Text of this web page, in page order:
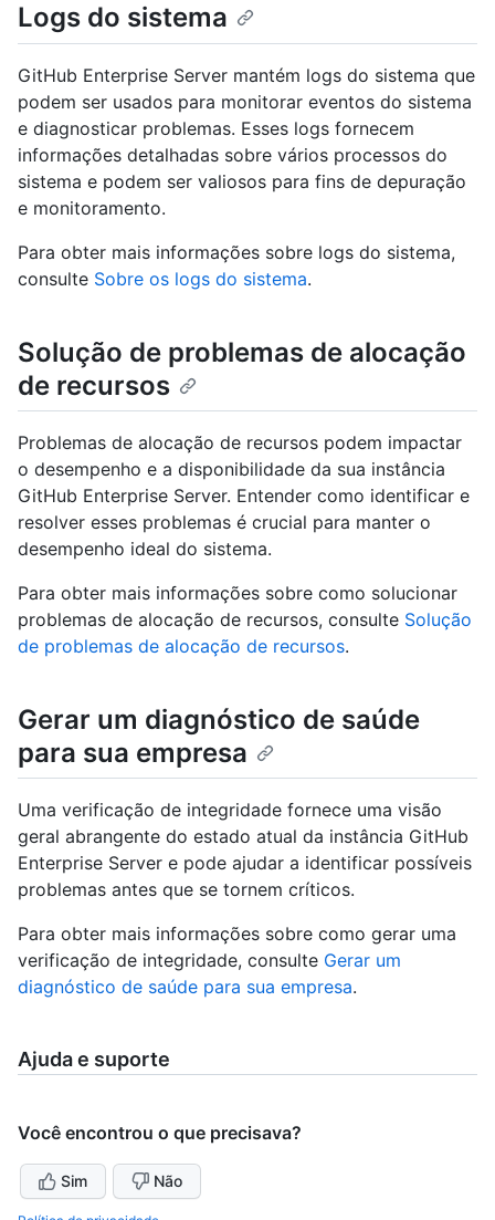
Logs do sistema
GitHub Enterprise Server mantém logs do sistema que
podem ser usados para monitorar eventos do sistema
e diagnosticar problemas. Esses logs fornecem
informações detalhadas sobre vários processos do
sistema e podem ser valiosos para fins de depuração
e monitoramento.
Para obter mais informações sobre logs do sistema,
consulte Sobre os logs do sistema.
Solução de problemas de alocação
de recursos
Problemas de alocação de recursos podem impactar
o desempenho e a disponibilidade da sua instância
GitHub Enterprise Server. Entender como identificar e
resolver esses problemas é crucial para manter o
desempenho ideal do sistema.
Para obter mais informações sobre como solucionar
problemas de alocação de recursos, consulte Solução
de problemas de alocação de recursos.
Gerar um diagnóstico de saúde
para sua empresa
Uma verificação de integridade fornece uma visão
geral abrangente do estado atual da instância GitHub
Enterprise Server e pode ajudar a identificar possíveis
problemas antes que se tornem críticos.
Para obter mais informações sobre como gerar uma
verificação de integridade, consulte Gerar um
diagnóstico de saúde para sua empresa.
Ajuda e suporte
Você encontrou o que precisava?
Sim Não